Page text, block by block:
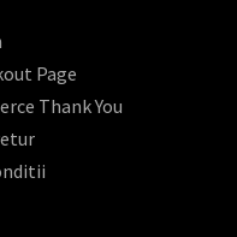
Page
Thank You